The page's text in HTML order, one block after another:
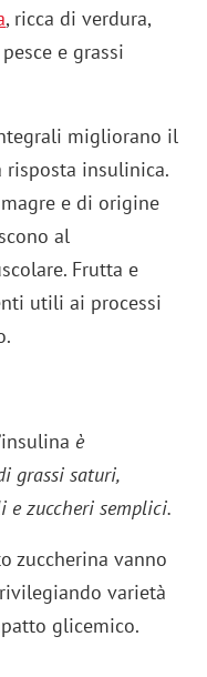
, ricca di verdura,
e grassi
migliorano il
risposta insulinica.
e di origine
al
Frutta e
utili ai processi
è
grassi saturi,
e zuccheri semplici.
zuccherina vanno
varietà
glicemico.